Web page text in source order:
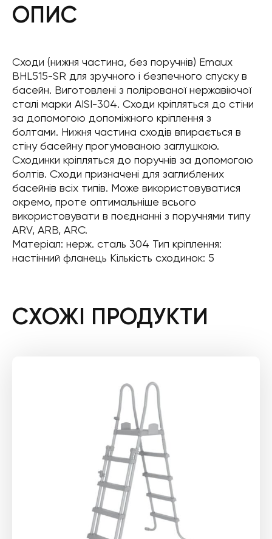
ОПИС
Сходи (нижня частина, без поручнів) Emaux
BHL515-SR для зручного і безпечного спуску в
басейн. Виготовлені ​​з полірованої нержавіючої
сталі марки AISI-304. Сходи кріпляться до стіни
за допомогою допоміжного кріплення з
болтами. Нижня частина сходів впирається в
стіну басейну прогумованою заглушкою.
Сходинки кріпляться до поручнів за допомогою
болтів. Сходи призначені для заглиблених
басейнів всіх типів. Може використовуватися
окремо, проте оптимальніше всього
використовувати в поєднанні з поручнями типу
ARV, ARB, ARC.
Матеріал: нерж. сталь 304 Тип кріплення:
настінний фланець Кількість сходинок: 5
СХОЖІ ПРОДУКТИ